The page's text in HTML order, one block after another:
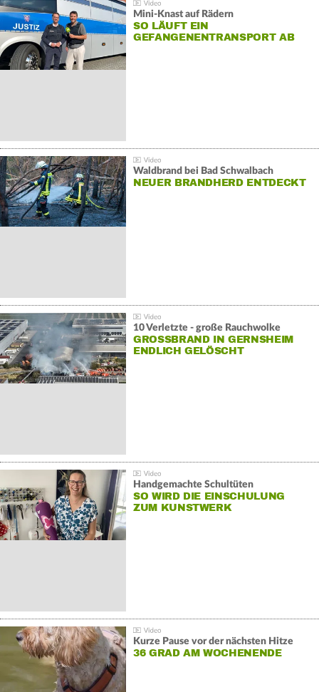
Mini-Knast auf Rädern
SO LÄUFT EIN
GEFANGENENTRANSPORT AB
Waldbrand bei Bad Schwalbach
NEUER BRANDHERD ENTDECKT
10 Verletzte - große Rauchwolke
GROSSBRAND IN GERNSHEIM E
NDLICH GELÖSCHT
Handgemachte Schultüten
SO WIRD DIE EINSCHULUNG
ZUM KUNSTWERK
Kurze Pause vor der nächsten Hitze
36 GRAD AM WOCHENENDE